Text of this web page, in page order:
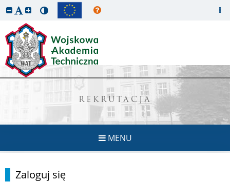
REKRUTACJA
MENU
Zaloguj się